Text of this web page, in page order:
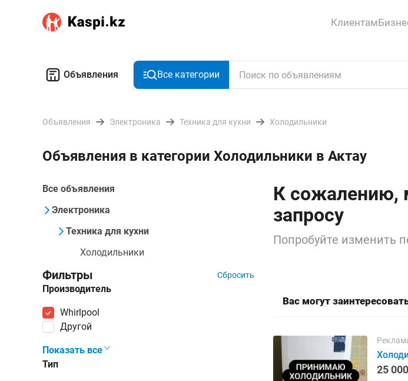
Клиентам
Объявления Все категории
Объявления Электроника Техника для кухни Холодильники
Объявления в категории Холодильники в Актау
Все объявления
Электроника
Техника для кухни
Холодильники
Фильтры Сбросить
Производитель
Whirlpool
Другой
Показать все
Тип
К сожалению,
запросу
Попробуйте изменить
Вас могут
25